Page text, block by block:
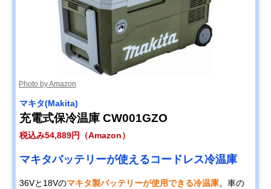
Photo by Amazon
マキタ(Makita)
充電式保冷温庫 CW001GZO
税込み54,889円（Amazon）
マキタバッテリーが使えるコードレス冷温庫
36Vと18Vのマキタ製バッテリーが使用できる冷温庫。車の